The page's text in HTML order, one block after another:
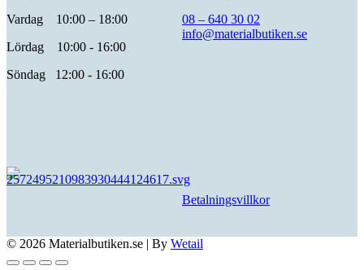
Vardag 10:00 – 18:00
Lördag 10:00 - 16:00
Söndag 12:00 - 16:00
08 – 640 30 02
info@materialbutiken.se
Betalningsvillkor
© 2026 Materialbutiken.se | By Wetail